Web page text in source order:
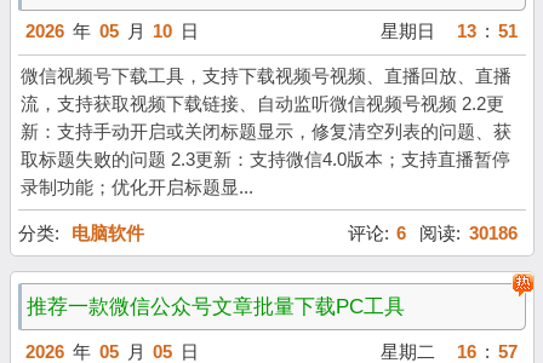
2026 年 05 月 10 日 星期日 13 : 51
微信视频号下载工具，支持下载视频号视频、直播回放、直播
流，支持获取视频下载链接、自动监听微信视频号视频 2.2更
新：支持手动开启或关闭标题显示，修复清空列表的问题、获
取标题失败的问题 2.3更新：支持微信4.0版本；支持直播暂停
录制功能；优化开启标题显...
分类: 电脑软件 评论: 6 阅读: 30186
推荐一款微信公众号文章批量下载PC工具
2026 年 05 月 05 日 星期二 16 : 57